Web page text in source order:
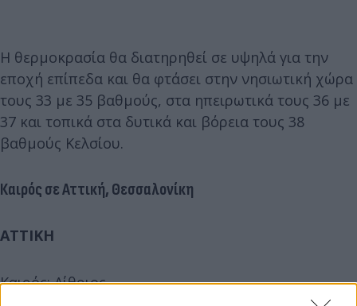
Η θερμοκρασία θα διατηρηθεί σε υψηλά για την
εποχή επίπεδα και θα φτάσει στην νησιωτική χώρα
τους 33 με 35 βαθμούς, στα ηπειρωτικά τους 36 με
37 και τοπικά στα δυτικά και βόρεια τους 38
βαθμούς Κελσίου.
Καιρός σε Αττική, Θεσσαλονίκη
ΑΤΤΙΚΗ
Καιρός: Αίθριος.